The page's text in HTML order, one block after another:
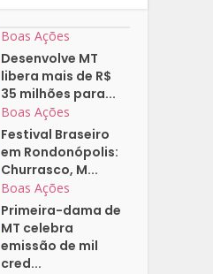
Boas Ações
Desenvolve MT
libera mais de R$
35 milhões para...
Boas Ações
Festival Braseiro
em Rondonópolis:
Churrasco, M...
Boas Ações
Primeira-dama de
MT celebra
emissão de mil
cred...